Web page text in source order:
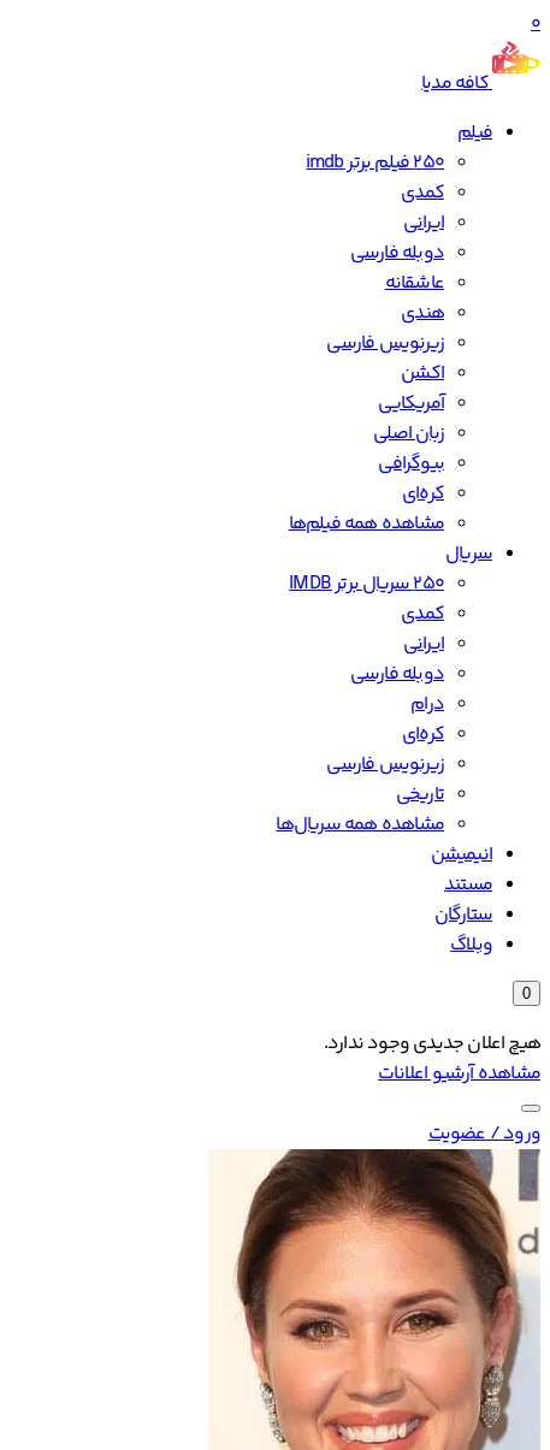
0
کافه مدیا
فیلم
250 فیلم برتر imdb
کمدی
ایرانی
دوبله فارسی
عاشقانه
هندی
زیرنویس فارسی
اکشن
آمریکایی
زبان اصلی
بیوگرافی
کره‌ای
مشاهده همه فیلم‌ها
سریال
۲۵۰ سریال برتر IMDB
کمدی
ایرانی
دوبله فارسی
درام
کره‌ای
زیرنویس فارسی
تاریخی
مشاهده همه سریال‌ها
انیمیشن
مستند
ستارگان
وبلاگ
0
هیچ اعلان جدیدی وجود ندارد.
مشاهده آرشیو اعلانات
ورود / عضویت